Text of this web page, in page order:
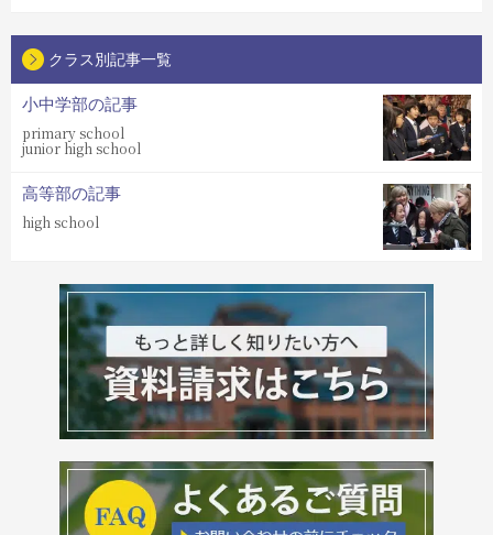
クラス別記事一覧
小中学部の記事
primary school
junior high school
高等部の記事
high school